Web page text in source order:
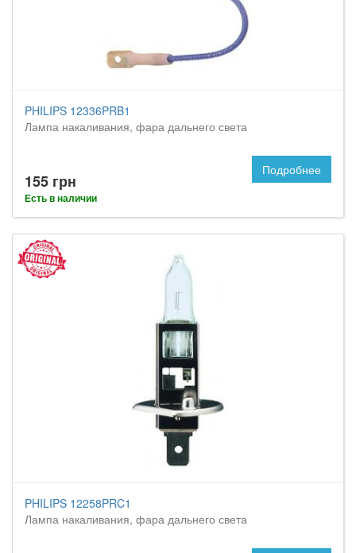
PHILIPS 12336PRB1
Лампа накаливания, фара дальнего света
155 грн
Есть в наличии
Подробнее
PHILIPS 12258PRC1
Лампа накаливания, фара дальнего света